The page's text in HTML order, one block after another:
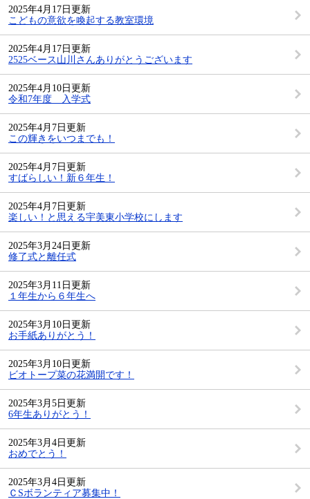
2025年4月17日更新
こどもの意欲を喚起する教室環境
2025年4月17日更新
2525ベース山川さんありがとうございます
2025年4月10日更新
令和7年度 入学式
2025年4月7日更新
この輝きをいつまでも！
2025年4月7日更新
すばらしい！新６年生！
2025年4月7日更新
楽しい！と思える宇美東小学校にします
2025年3月24日更新
修了式と離任式
2025年3月11日更新
１年生から６年生へ
2025年3月10日更新
お手紙ありがとう！
2025年3月10日更新
ビオトープ菜の花満開です！
2025年3月5日更新
6年生ありがとう！
2025年3月4日更新
おめでとう！
2025年3月4日更新
ＣSボランティア募集中！